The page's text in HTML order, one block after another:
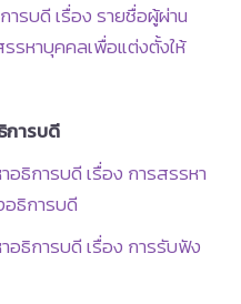
รบดี เรื่อง รายชื่อผู้ผ่าน
รหาบุคคลเพื่อแต่งตั้งให้
การบดี
ธิการบดี เรื่อง การสรรหา
ธิการบดี
ธิการบดี เรื่อง การรับฟัง